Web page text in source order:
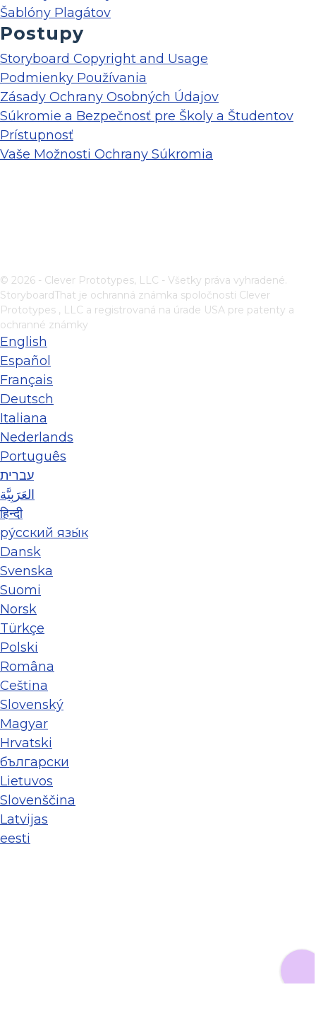
Šablóny Plagátov
Postupy
Storyboard Copyright and Usage
Podmienky Používania
Zásady Ochrany Osobných Údajov
Súkromie a Bezpečnosť pre Školy a Študentov
Prístupnosť
Vaše Možnosti Ochrany Súkromia
© 2026 - Clever Prototypes, LLC - Všetky práva vyhradené.
StoryboardThat je ochranná známka spoločnosti Clever
Prototypes , LLC a registrovaná na úrade USA pre patenty a
ochranné známky
English
Español
Français
Deutsch
Italiana
Nederlands
Português
עברית
العَرَبِيَّة
हिन्दी
ру́сский язы́к
Dansk
Svenska
Suomi
Norsk
Türkçe
Polski
Româna
Ceština
Slovenský
Magyar
Hrvatski
български
Lietuvos
Slovenščina
Latvijas
eesti